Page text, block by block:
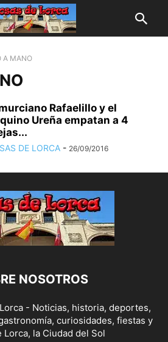
A MANO
Rafaelillo y el
Ureña empatan a 4
DE LORCA - 26/09/2016
NOSOTROS
- Noticias, historia, deportes,
curiosidades, fiestas y
Lorca, la Ciudad del Sol